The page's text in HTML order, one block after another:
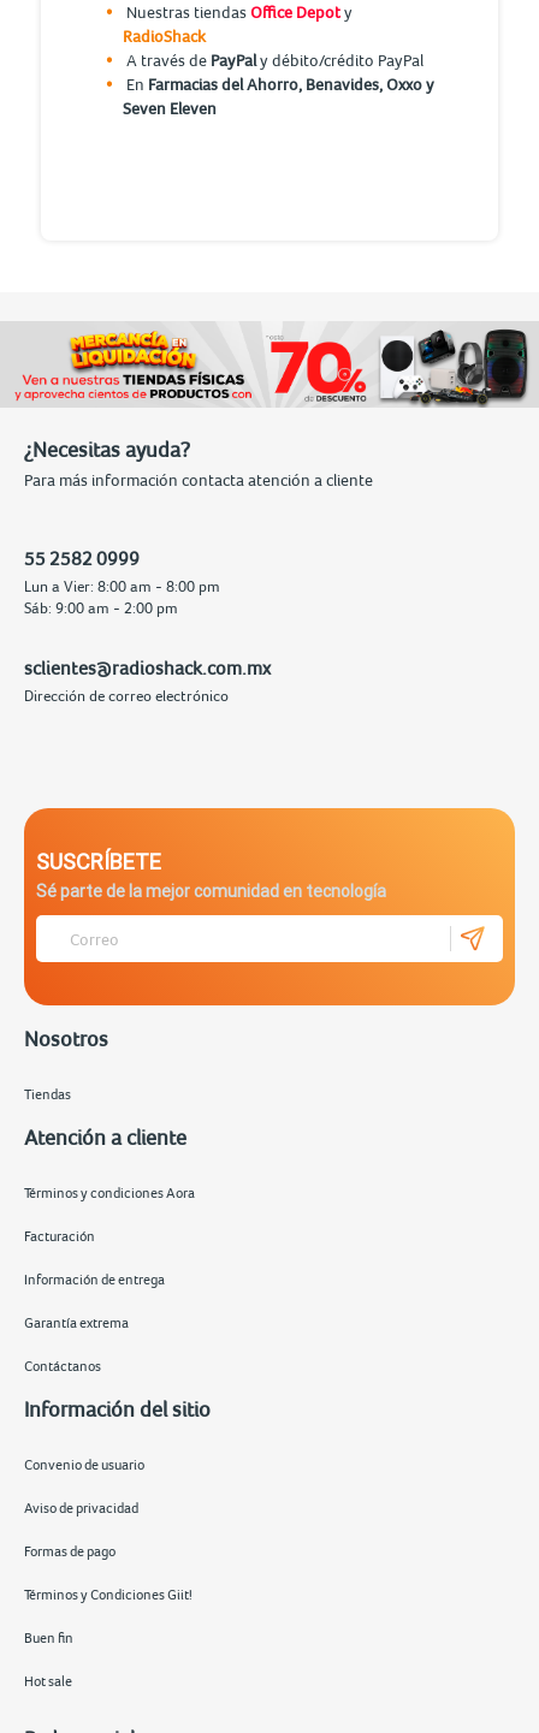
Nuestras tiendasOffice Depoty
RadioShack
A través de PayPaly débito/crédito PayPal
En Farmacias del Ahorro, Benavides, Oxxo y
Seven Eleven
¿Necesitas ayuda?
Para más información contacta atención a cliente
55 2582 0999
Lun a Vier: 8:00 am - 8:00 pm
Sáb: 9:00 am - 2:00 pm
sclientes@radioshack.com.mx
Dirección de correo electrónico
SUSCRÍBETE
Sé parte de la mejor comunidad en tecnología
Nosotros
Tiendas
Atención a cliente
Términos y condiciones Aora
Facturación
Información de entrega
Garantía extrema
Contáctanos
Información del sitio
Convenio de usuario
Aviso de privacidad
Formas de pago
Términos y Condiciones Giit!
Buen fin
Hot sale